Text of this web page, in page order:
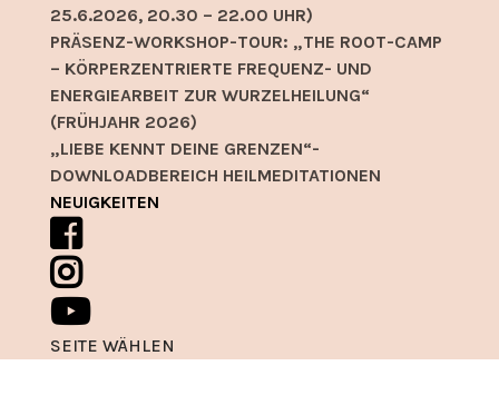
25.6.2026, 20.30 – 22.00 UHR)
PRÄSENZ-WORKSHOP-TOUR: „THE ROOT-CAMP
– KÖRPERZENTRIERTE FREQUENZ- UND
ENERGIEARBEIT ZUR WURZELHEILUNG“
(FRÜHJAHR 2026)
„LIEBE KENNT DEINE GRENZEN“-
DOWNLOADBEREICH HEILMEDITATIONEN
NEUIGKEITEN
SEITE WÄHLEN